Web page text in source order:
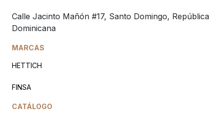
Calle Jacinto Mañón #17, Santo Domingo, República
Dominicana
MARCAS
HETTICH
FINSA
CATÁLOGO